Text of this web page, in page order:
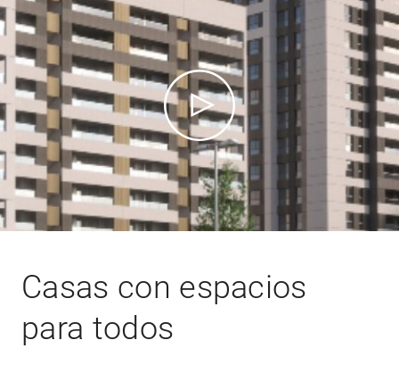
Casas con espacios
para todos